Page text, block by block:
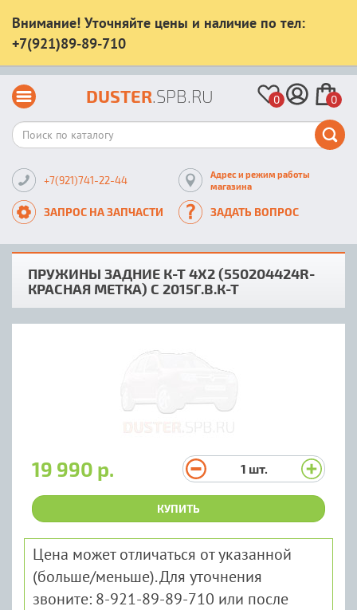
Внимание! Уточняйте цены и наличие по тел:
+7(921)89-89-710
DUSTER.SPB.RU 0 0
+7(921)741-22-44
Адрес и режим работы
магазина
ЗАПРОС НА ЗАПЧАСТИ ЗАДАТЬ ВОПРОС
ПРУЖИНЫ ЗАДНИЕ К-Т 4Х2 (550204424R-
КРАСНАЯ МЕТКА) С 2015Г.В.К-Т
19 990 р. 1 шт.
КУПИТЬ
Цена может отличаться от указанной
(больше/меньше). Для уточнения
звоните: 8-921-89-89-710 или после